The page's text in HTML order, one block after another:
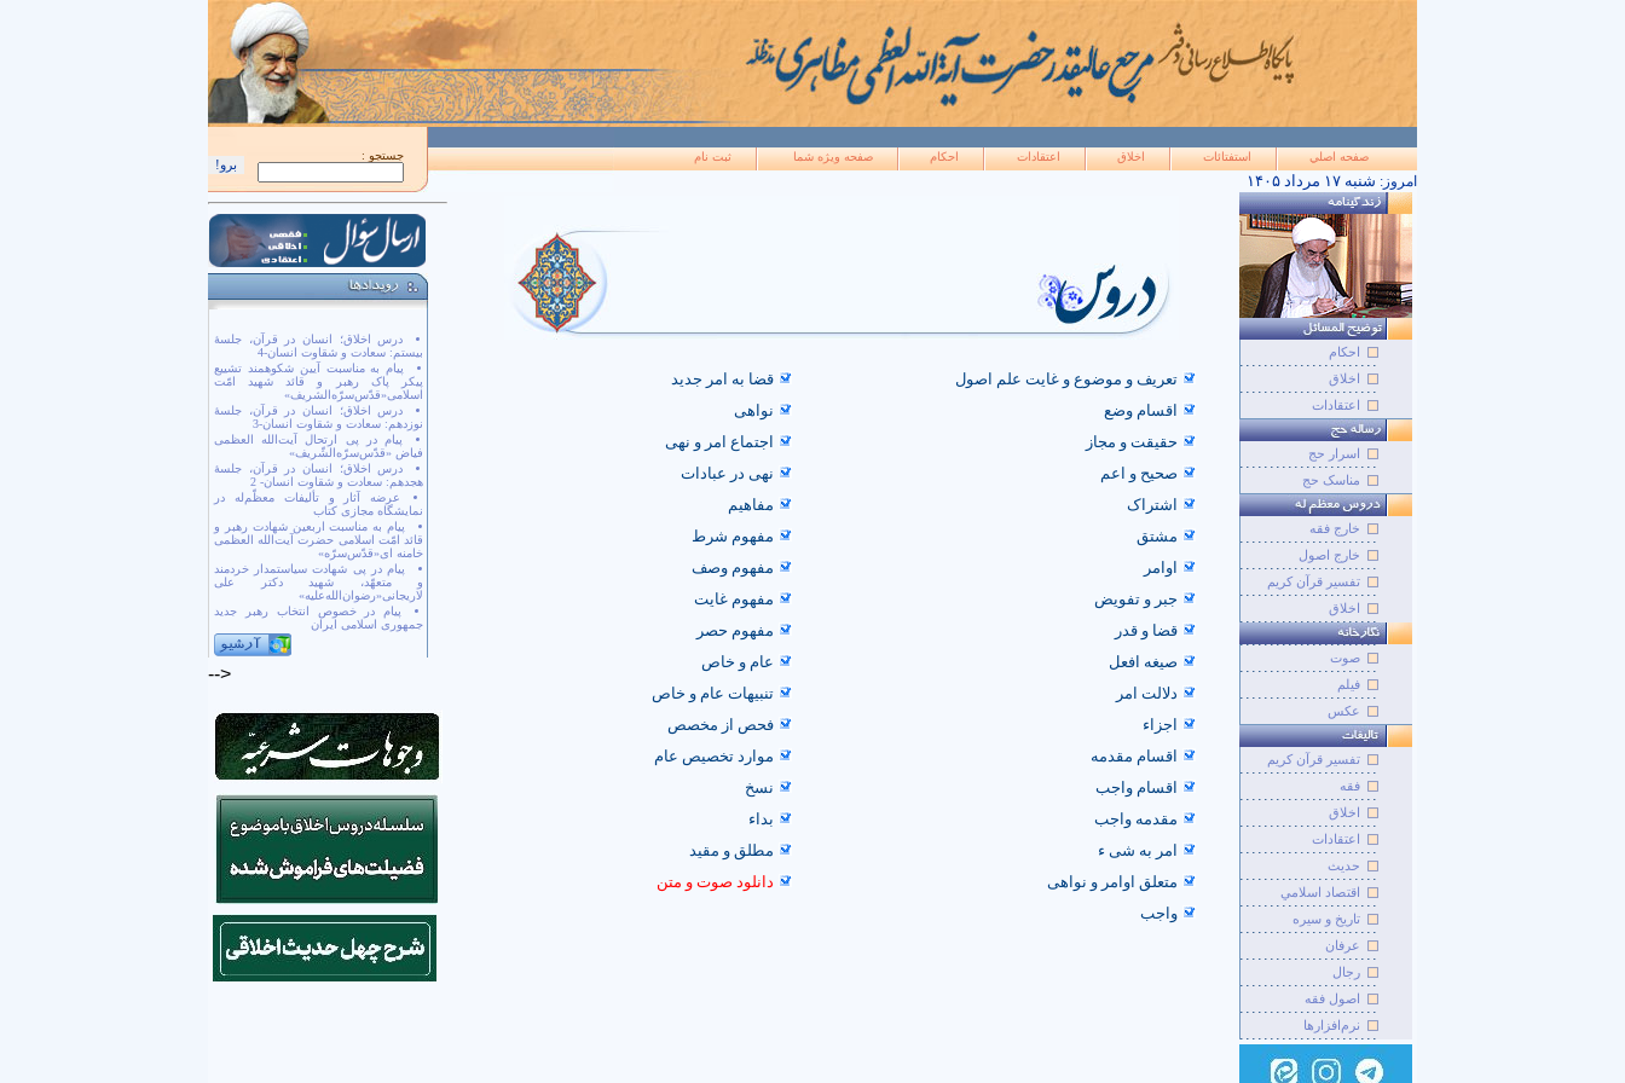
جستجو : صفحه اصلي استفتائات اخلاق اعتقادات احکام صفحه ويژه شما ثبت نام
امروز: ۱۴۰۵ شنبه ۱۷ مرداد
درس اخلاق؛ انسان در قرآن، جلسۀ
بیستم: سعادت و شقاوت انسان-4
پیام به مناسبت آیین شکوهمند تشییع
پیکر پاک رهبر و قائد شهید امّت
اسلامی«قدّس‌سرّه‌الشریف»
درس اخلاق؛ انسان در قرآن، جلسۀ
نوزدهم: سعادت و شقاوت انسان-3
پیام در پی ارتحال آیت‌الله العظمی
فیاض «قدّس‌سرّه‌الشّریف»
درس اخلاق؛ انسان در قرآن، جلسۀ
هجدهم: سعادت و شقاوت انسان- 2
عرضه آثار و تألیفات معظّم‌له در
نمایشگاه مجازی کتاب
پیام به مناسبت اربعین شهادت رهبر و
قائد امّت اسلامی حضرت آیت‌الله العظمی
خامنه ای«قدّس‌سرّه»
پیام در پی شهادت سیاستمدار خردمند
و متعهّد، شهید دکتر علی
لاریجانی«رضوان‌الله‌علیه»
پیام در خصوص انتخاب رهبر جدید
جمهوری اسلامی ایران
-->
تعریف و موضوع و غایت علم اصول
قضا به امر جدید
اقسام وضع
نواهی
حقیقت و مجاز
اجتماع امر و نهی
صحیح و اعم
نهی در عبادات
اشتراک
مفاهیم
مشتق
مفهوم شرط
اوامر
مفهوم وصف
جبر و تفویض
مفهوم غایت
قضا و قدر
مفهوم حصر
صیغه افعل
عام و خاص
دلالت امر
تنبیهات عام و خاص
اجزاء
فحص از مخصص
اقسام مقدمه
موارد تخصیص عام
اقسام واجب
نسخ
مقدمه واجب
بداء
امر به شی ء
مطلق و مقید
متعلق اوامر و نواهی
دانلود صوت و متن
واجب
احکام
اخلاق
اعتقادات
اسرار حج
مناسک حج
خارج فقه
خارج اصول
تفسیر قرآن کریم
اخلاق
صوت
فيلم
عکس
تفسير قرآن کريم
فقه
اخلاق
اعتقادات
حديث
اقتصاد اسلامي
تاريخ و سيره
عرفان
رجال
اصول فقه
نرم‌افزارها